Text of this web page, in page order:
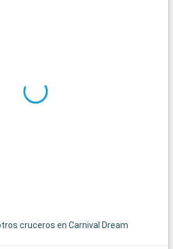
cruceros en Carnival Dream